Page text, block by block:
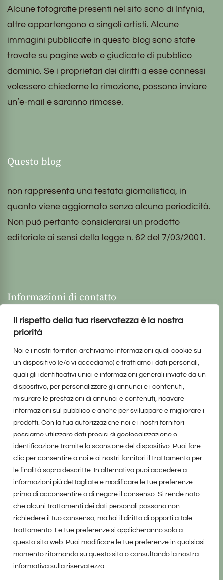
Il rispetto della tua riservatezza è la nostra
priorità
Noi e i nostri fornitori archiviamo informazioni quali cookie su
un dispositivo (e/o vi accediamo) e trattiamo i dati personali,
quali gli identificativi unici e informazioni generali inviate da un
dispositivo, per personalizzare gli annunci e i contenuti,
misurare le prestazioni di annunci e contenuti, ricavare
informazioni sul pubblico e anche per sviluppare e migliorare i
prodotti. Con la tua autorizzazione noi e i nostri fornitori
possiamo utilizzare dati precisi di geolocalizzazione e
identificazione tramite la scansione del dispositivo. Puoi fare
clic per consentire a noi e ai nostri fornitori il trattamento per
le finalità sopra descritte. In alternativa puoi accedere a
informazioni più dettagliate e modificare le tue preferenze
prima di acconsentire o di negare il consenso. Si rende noto
che alcuni trattamenti dei dati personali possono non
richiedere il tuo consenso, ma hai il diritto di opporti a tale
trattamento. Le tue preferenze si applicheranno solo a
questo sito web. Puoi modificare le tue preferenze in qualsiasi
momento ritornando su questo sito o consultando la nostra
informativa sulla riservatezza.
Alcune fotografie presenti nel sito sono di Infynia,
altre appartengono a singoli artisti. Alcune
immagini pubblicate in questo blog sono state
trovate su pagine web e giudicate di pubblico
dominio. Se i proprietari dei diritti a esse connessi
volessero chiederne la rimozione, possono inviare
un’e-mail e saranno rimosse.
Questo blog
non rappresenta una testata giornalistica, in
quanto viene aggiornato senza alcuna periodicità.
Non può pertanto considerarsi un prodotto
editoriale ai sensi della legge n. 62 del 7/03/2001.
Informazioni di contatto
realizzato da Marina Galatioto©2025 tutti i diritti riservati -